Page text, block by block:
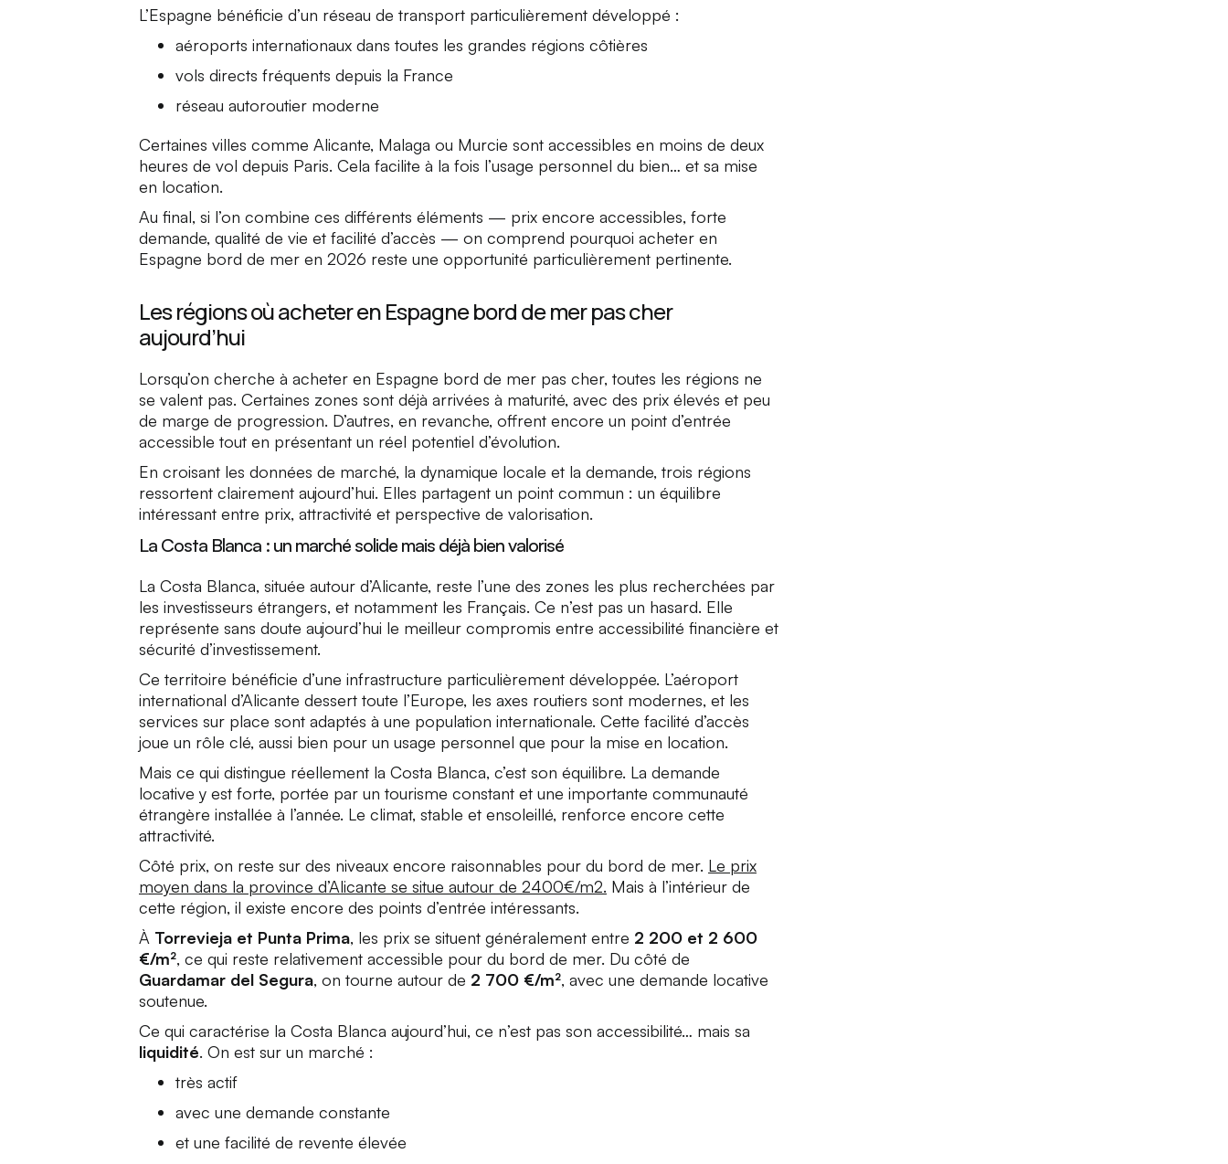
L’Espagne bénéficie d’un réseau de transport particulièrement développé :
aéroports internationaux dans toutes les grandes régions côtières
vols directs fréquents depuis la France
réseau autoroutier moderne
Certaines villes comme Alicante, Malaga ou Murcie sont accessibles en moins de deux
heures de vol depuis Paris. Cela facilite à la fois l’usage personnel du bien… et sa mise
en location.
Au final, si l’on combine ces différents éléments — prix encore accessibles, forte
demande, qualité de vie et facilité d’accès — on comprend pourquoi acheter en
Espagne bord de mer en 2026 reste une opportunité particulièrement pertinente.
Les régions où acheter en Espagne bord de mer pas cher
aujourd’hui
Lorsqu’on cherche à acheter en Espagne bord de mer pas cher, toutes les régions ne
se valent pas. Certaines zones sont déjà arrivées à maturité, avec des prix élevés et peu
de marge de progression. D’autres, en revanche, offrent encore un point d’entrée
accessible tout en présentant un réel potentiel d’évolution.
En croisant les données de marché, la dynamique locale et la demande, trois régions
ressortent clairement aujourd’hui. Elles partagent un point commun : un équilibre
intéressant entre prix, attractivité et perspective de valorisation.
La Costa Blanca : un marché solide mais déjà bien valorisé
La Costa Blanca, située autour d’Alicante, reste l’une des zones les plus recherchées par
les investisseurs étrangers, et notamment les Français. Ce n’est pas un hasard. Elle
représente sans doute aujourd’hui le meilleur compromis entre accessibilité financière et
sécurité d’investissement.
Ce territoire bénéficie d’une infrastructure particulièrement développée. L’aéroport
international d’Alicante dessert toute l’Europe, les axes routiers sont modernes, et les
services sur place sont adaptés à une population internationale. Cette facilité d’accès
joue un rôle clé, aussi bien pour un usage personnel que pour la mise en location.
Mais ce qui distingue réellement la Costa Blanca, c’est son équilibre. La demande
locative y est forte, portée par un tourisme constant et une importante communauté
étrangère installée à l’année. Le climat, stable et ensoleillé, renforce encore cette
attractivité.
Côté prix, on reste sur des niveaux encore raisonnables pour du bord de mer. Le prix
moyen dans la province d’Alicante se situe autour de 2400€/m2. Mais à l’intérieur de
cette région, il existe encore des points d’entrée intéressants.
À Torrevieja et Punta Prima, les prix se situent généralement entre 2 200 et 2 600
€/m², ce qui reste relativement accessible pour du bord de mer. Du côté de
Guardamar del Segura, on tourne autour de 2 700 €/m², avec une demande locative
soutenue.
Ce qui caractérise la Costa Blanca aujourd’hui, ce n’est pas son accessibilité… mais sa
liquidité. On est sur un marché :
très actif
avec une demande constante
et une facilité de revente élevée